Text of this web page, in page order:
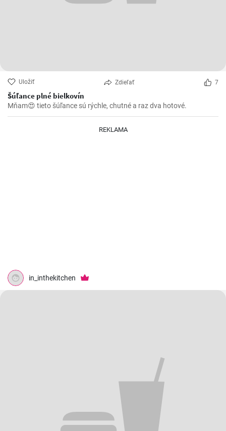
Uložiť Zdieľať 7
Šúľance plné bielkovín
Mňam😍 tieto šúľance sú rýchle, chutné a raz dva hotové.
REKLAMA
in_inthekitchen